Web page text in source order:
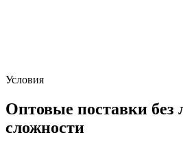
Условия
Оптовые поставки без
сложности